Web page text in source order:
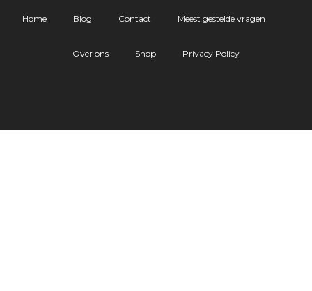
Home Blog Contact Meest gestelde vragen
Over ons Shop Privacy Policy